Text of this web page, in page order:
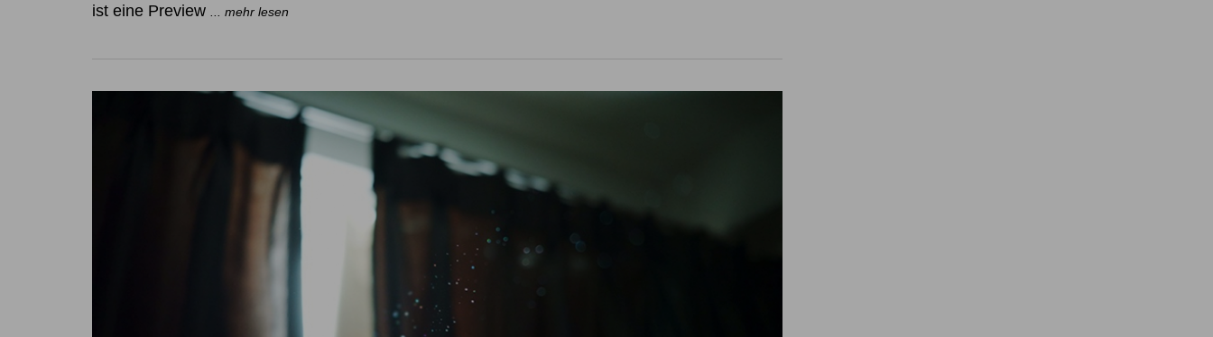
ist eine Preview
... mehr lesen